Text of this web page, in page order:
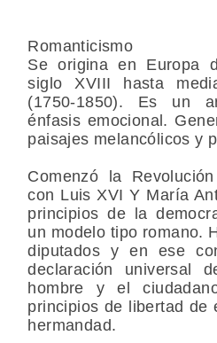
Romanticismo
Se origina en Europa
siglo XVIII hasta
(1750-1850). Es un
énfasis emocional.
paisajes melancólicos y
Comenzó la
con Luis XVI Y María
principios de la
un modelo tipo romano.
diputados y en ese
declaración universal
hombre y el
principios de libertad de
hermandad.